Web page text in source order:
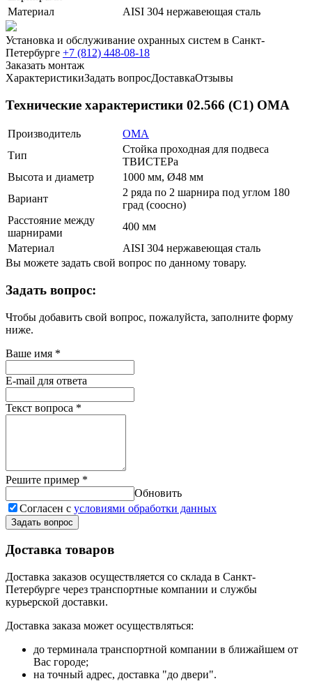
Материал
AISI 304 нержавеющая сталь
Установка и обслуживание охранных систем в Санкт-
Петербурге +7 (812) 448-08-18
Заказать монтаж
ХарактеристикиЗадать вопросДоставкаОтзывы
Технические характеристики 02.566 (C1) ОМА
Производитель
ОМА
Тип
Стойка проходная для подвеса
ТВИСТЕРа
Высота и диаметр
1000 мм, Ø48 мм
Вариант
2 ряда по 2 шарнира под углом 180
град (соосно)
Расстояние между
шарнирами
400 мм
Материал
AISI 304 нержавеющая сталь
Вы можете задать свой вопрос по данному товару.
Задать вопрос:
Чтобы добавить свой вопрос, пожалуйста, заполните форму
ниже.
Ваше имя *
E-mail для ответа
Текст вопроса *
Решите пример *
Обновить
Согласен с условиями обработки данных
Задать вопрос
Доставка товаров
Доставка заказов осуществляется со склада в Санкт-
Петербурге через транспортные компании и службы
курьерской доставки.
Доставка заказа может осуществляться:
до терминала транспортной компании в ближайшем от
Вас городе;
на точный адрес, доставка "до двери".